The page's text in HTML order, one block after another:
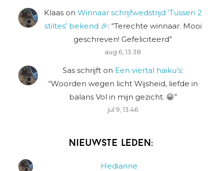
Klaas on Winnaar schrijfwedstrijd ‘Tussen 2
stiltes’ bekend 🎉: “Terechte winnaar. Mooi
geschreven! Gefeliciteerd”
aug 6, 13:38
Sas schrijft on Een viertal haiku’s:
“Woorden wegen licht Wijsheid, liefde in
balans Vol in mijn gezicht. 😀”
jul 9, 13:46
Nieuwste leden:
Hedianne